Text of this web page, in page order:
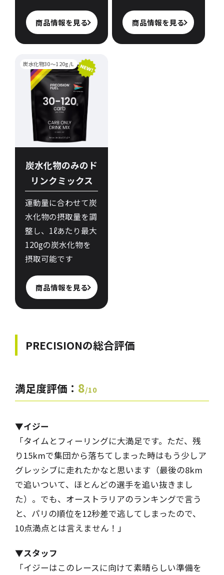
商品情報を見る 商品情報を見る
炭水化物30～120g/L
炭水化物のみのド
リンクミックス
運動量に合わせて炭
水化物の摂取量を調
整し、1ℓあたり最大
120gの炭水化物を
摂取可能です
商品情報を見る
PRECISIONの総合評価
満足度評価： 8/10
▼イジー
「タイムとフィーリングに大満足です。ただ、残
り15kmで集団から落ちてしまった時はもう少しア
グレッシブに走れたかなと思います（最後の8km
で追いついて、ほとんどの選手を追い抜きまし
た）。でも、オーストラリアのランキングで言う
と、パリの順位を12秒差で逃してしまったので、
10点満点とは言えません！ 」
▼スタッフ
「イジーはこのレースに向けて素晴らしい準備を